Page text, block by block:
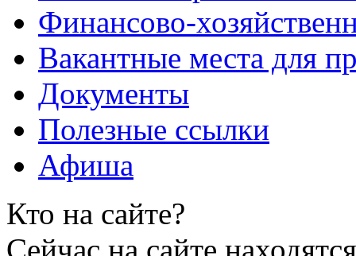
Финансово-
Вакантные места для
Документы
Полезные ссылки
Афиша
Кто на сайте?
Сейчас на сайте